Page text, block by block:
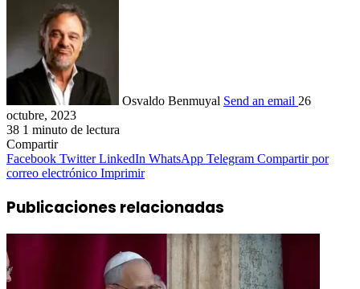
Osvaldo Benmuyal Send an email 26
octubre, 2023
38 1 minuto de lectura
Compartir
Facebook Twitter LinkedIn WhatsApp Telegram Compartir por
correo electrónico Imprimir
Publicaciones relacionadas